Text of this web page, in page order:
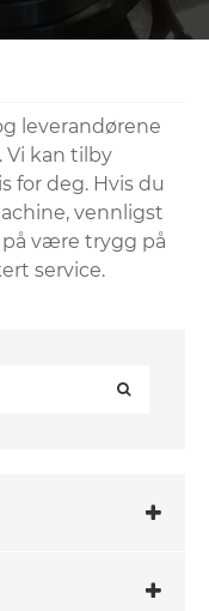
leverandørene
Vi kan tilby
for deg. Hvis du
vennligst
være trygg på
service.